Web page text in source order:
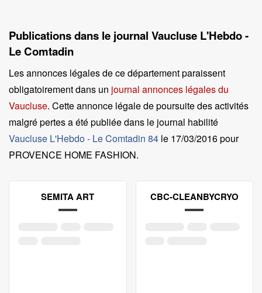
Publications dans le journal Vaucluse L'Hebdo -
Le Comtadin
Les annonces légales de ce département paraissent
obligatoirement dans un journal annonces légales du
Vaucluse. Cette annonce légale de poursuite des activités
malgré pertes a été publiée dans le journal habilité
Vaucluse L'Hebdo - Le Comtadin 84 le 17/03/2016 pour
PROVENCE HOME FASHION.
SEMITA ART CBC-CLEANBYCRYO